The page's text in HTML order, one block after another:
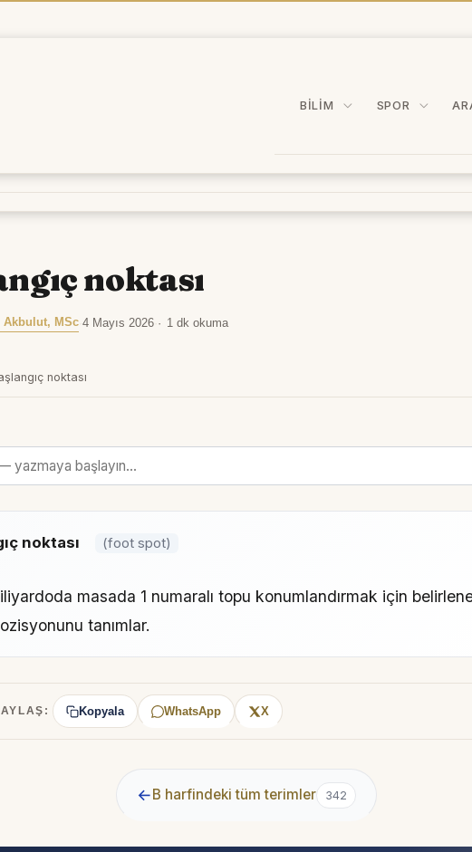
BILIM SPOR
noktası
Akbulut, MSc 4 Mayıs 2026 1 dk okuma
noktası
noktası (foot spot)
masada 1 numaralı topu konumlandırmak için
tanımlar.
Kopyala WhatsApp X
← B harfindeki tüm terimler 342